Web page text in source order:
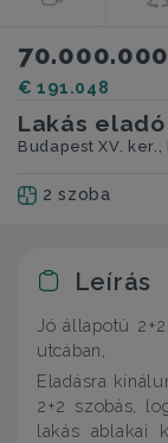
€ 191.048
Lakás eladó
Budapest XV.
2 szoba
Leírás
Jó állapotú
utcában,
Eladásra
2+2 szobás,
lakás ablakai